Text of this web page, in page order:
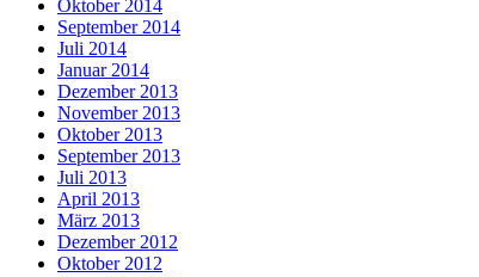
Oktober 2014
September 2014
Juli 2014
Januar 2014
Dezember 2013
November 2013
Oktober 2013
September 2013
Juli 2013
April 2013
März 2013
Dezember 2012
Oktober 2012